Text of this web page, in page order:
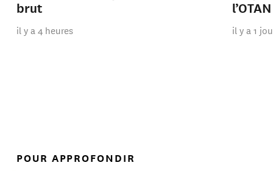
brut
il y a 4 heures il y a 1
POUR APPROFONDIR